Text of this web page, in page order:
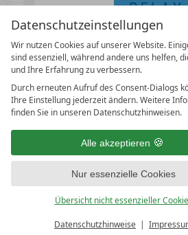
Datenschutzeinstellungen
Wir nutzen Cookies auf unserer Website.
sind essenziell, während andere uns helfen,
und Ihre Erfahrung zu verbessern.
Durch erneuten Aufruf des Consent-Dialogs
Ihre Einstellung jederzeit ändern. Weitere
finden Sie in unseren Datenschutzhinweisen.
Alle akzeptieren
Nur essenzielle Cookies
Übersicht nicht essenzieller
Datenschutzhinweise
Datenschutz
Datenschutzeinstellungen
AGB